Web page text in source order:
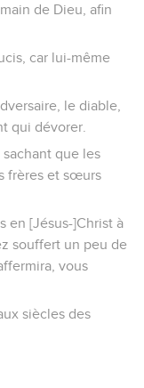
de Dieu, afin
car lui-même
le diable,
qui dévorer.
que les
frères et sœurs
en [Jésus-]Christ à
souffert un peu de
vous
siècles des